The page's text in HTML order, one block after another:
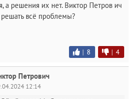
а решения их нет. Виктор Петров ич
всё проблемы?
| 8 | 4
Петрович
12:14